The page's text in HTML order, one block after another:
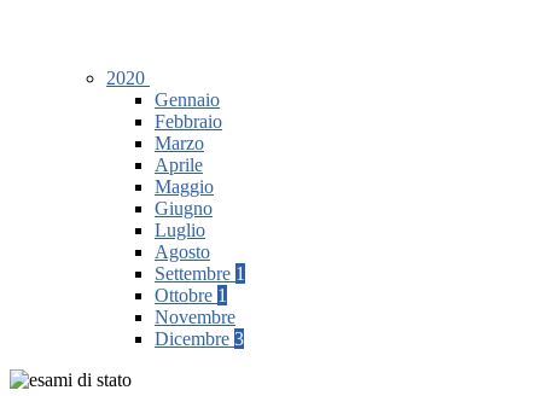
2020
Gennaio
Febbraio
Marzo
Aprile
Maggio
Giugno
Luglio
Agosto
Settembre 1
Ottobre 1
Novembre
Dicembre 3